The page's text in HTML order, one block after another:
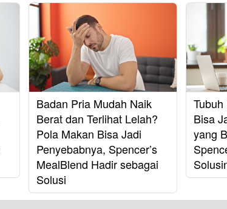
Badan Pria Mudah Naik
Berat dan Terlihat Lelah?
Pola Makan Bisa Jadi
Penyebabnya, Spencer’s
MealBlend Hadir sebagai
Solusi
Bisa
yang